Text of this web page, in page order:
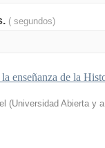
( segundos)
enseñanza de la
(Universidad Abierta y